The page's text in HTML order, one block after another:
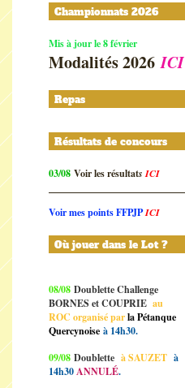
Championnats 2026
Mis à jour le 8 février
Modalités 2026ICI
Repas
Résultats de concours
03/08 Voir les résultats ICI
Voir mes points FFPJPICI
Où jouer dans le Lot ?
08/08 Doublette Challenge
BORNES et COUPRIE au
ROC organisé parla Pétanque
Quercynoise à 14h30.
09/08 Doublette à SAUZET à
14h30ANNULÉ.